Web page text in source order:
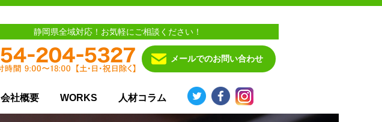
静岡県全域対応！お気軽にご相談ください！
メールでのお問い合わせ
会社概要 WORKS 人材コラム